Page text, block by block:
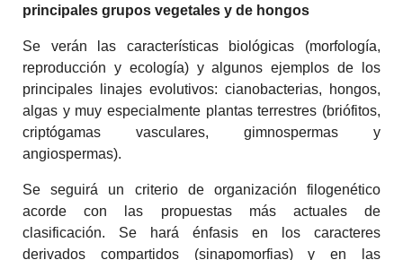
principales grupos vegetales y de hongos
Se verán las características biológicas (morfología,
reproducción y ecología) y algunos ejemplos de los
principales linajes evolutivos: cianobacterias, hongos,
algas y muy especialmente plantas terrestres (briófitos,
criptógamas vasculares, gimnospermas y
angiospermas).
Se seguirá un criterio de organización filogenético
acorde con las propuestas más actuales de
clasificación. Se hará énfasis en los caracteres
derivados compartidos (sinapomorfias) y en las